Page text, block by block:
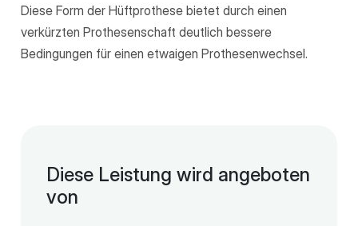
Diese Form der Hüftprothese bietet durch einen
verkürzten Prothesenschaft deutlich bessere
Bedingungen für einen etwaigen Prothesenwechsel.
Diese Leistung wird angeboten
von